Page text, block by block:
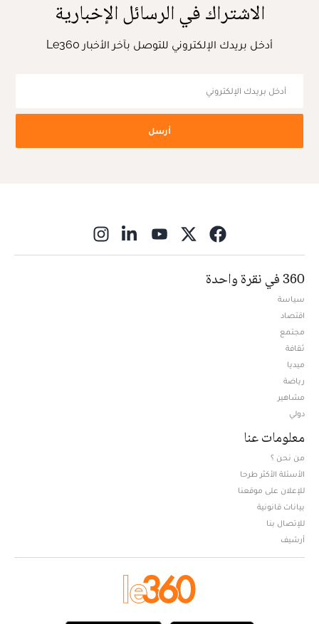
الاشتراك في الرسائل الإخبارية
أدخل بريدك الإلكتروني للتوصل بآخر الأخبار Le360
أرسل
360 في نقرة واحدة
سياسة
اقتصاد
مجتمع
ثقافة
ميديا
رياضة
مشاهير
دولي
معلومات عنا
من نحن ؟
الأسئلة الأكثر طرحا
للإعلان على موقعنا
بيانات قانونية
للإتصال بنا
أرشيف